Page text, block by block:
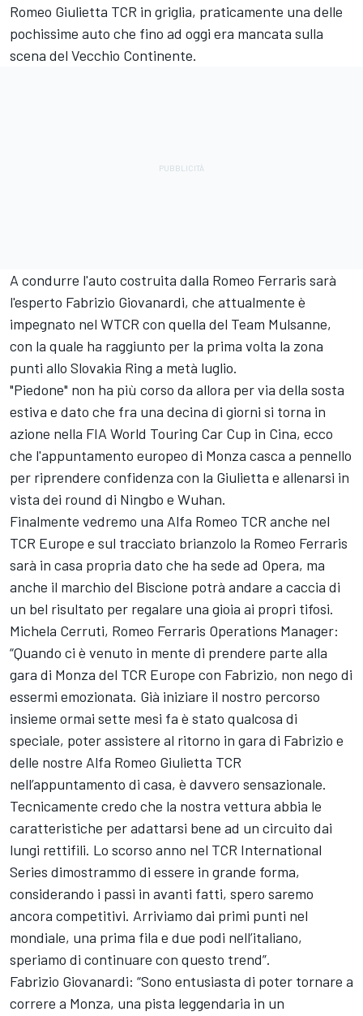
Romeo Giulietta TCR in griglia, praticamente una delle
pochissime auto che fino ad oggi era mancata sulla
scena del Vecchio Continente.
A condurre l'auto costruita dalla Romeo Ferraris sarà
l'esperto Fabrizio Giovanardi, che attualmente è
impegnato nel WTCR con quella del Team Mulsanne,
con la quale ha raggiunto per la prima volta la zona
punti allo Slovakia Ring a metà luglio.
"Piedone" non ha più corso da allora per via della sosta
estiva e dato che fra una decina di giorni si torna in
azione nella FIA World Touring Car Cup in Cina, ecco
che l'appuntamento europeo di Monza casca a pennello
per riprendere confidenza con la Giulietta e allenarsi in
vista dei round di Ningbo e Wuhan.
Finalmente vedremo una Alfa Romeo TCR anche nel
TCR Europe e sul tracciato brianzolo la Romeo Ferraris
sarà in casa propria dato che ha sede ad Opera, ma
anche il marchio del Biscione potrà andare a caccia di
un bel risultato per regalare una gioia ai propri tifosi.
Michela Cerruti, Romeo Ferraris Operations Manager:
“Quando ci è venuto in mente di prendere parte alla
gara di Monza del TCR Europe con Fabrizio, non nego di
essermi emozionata. Già iniziare il nostro percorso
insieme ormai sette mesi fa è stato qualcosa di
speciale, poter assistere al ritorno in gara di Fabrizio e
delle nostre Alfa Romeo Giulietta TCR
nell’appuntamento di casa, è davvero sensazionale.
Tecnicamente credo che la nostra vettura abbia le
caratteristiche per adattarsi bene ad un circuito dai
lungi rettifili. Lo scorso anno nel TCR International
Series dimostrammo di essere in grande forma,
considerando i passi in avanti fatti, spero saremo
ancora competitivi. Arriviamo dai primi punti nel
mondiale, una prima fila e due podi nell’italiano,
speriamo di continuare con questo trend”.
Fabrizio Giovanardi: “Sono entusiasta di poter tornare a
correre a Monza, una pista leggendaria in un